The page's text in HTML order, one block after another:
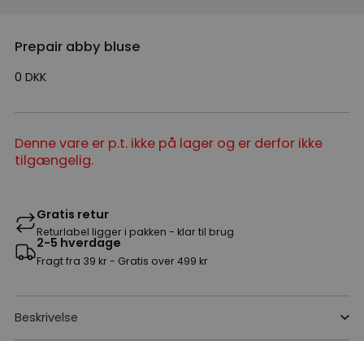
Prepair abby bluse
0 DKK
Denne vare er p.t. ikke på lager og er derfor ikke
tilgængelig.
Gratis retur
Returlabel ligger i pakken - klar til brug
2-5 hverdage
Fragt fra 39 kr - Gratis over 499 kr
Beskrivelse